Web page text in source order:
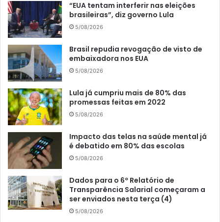
“EUA tentam interferir nas eleições
brasileiras”, diz governo Lula
5/08/2026
Brasil repudia revogação de visto de
embaixadora nos EUA
5/08/2026
Lula já cumpriu mais de 80% das
promessas feitas em 2022
5/08/2026
Impacto das telas na saúde mental já
é debatido em 80% das escolas
5/08/2026
Dados para o 6º Relatório de
Transparência Salarial começaram a
ser enviados nesta terça (4)
5/08/2026